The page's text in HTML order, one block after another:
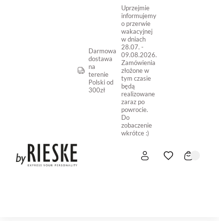
Darmowa
dostawa
na
terenie
Polski od
300zł
Uprzejmie
informujemy
o przerwie
wakacyjnej
w dniach
28.07. -
09.08.2026.
Zamówienia
złożone w
tym czasie
będą
realizowane
zaraz po
powrocie.
Do
zobaczenie
wkrótce :)